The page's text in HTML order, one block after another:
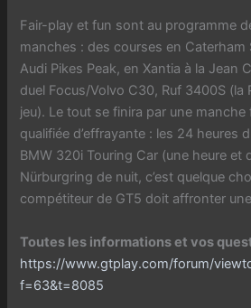
Fair-play et fun sont au programme
manches : des courses en Caterham
Audi Pikes Peak, en Xantia à la Jean
duel Focus/Volvo C30, Ruf 3400S (la
jeu). Le tout se finira par une manche
qualifiée d’effrayante : les 24 heures
BMW 320i Touring Car (une heure et
Nürburgring de nuit, c’est quelque
compétiteur de GT5 doit affronter
Toutes les informations et vos
https://www.gtplay.com/forum/
f=63&t=8085